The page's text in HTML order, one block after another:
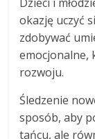
okazję uczyć
zdobywać
emocjonalne,
rozwoju.
Śledzenie
sposób, aby
tańcu, ale